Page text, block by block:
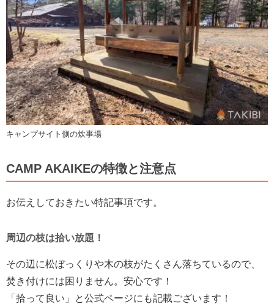
キャンプサイト側の炊事場
CAMP AKAIKEの特徴と注意点
お伝えしておきたい特記事項です。
周辺の枝は拾い放題！
その辺に松ぼっくりや木の枝がたくさん落ちているので、
焚き付けには困りません。安心です！
「拾って良い」と公式ページにも記載ございます！